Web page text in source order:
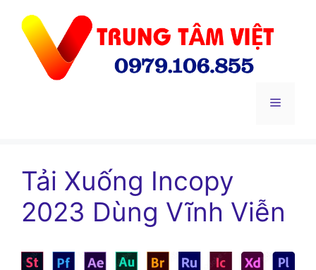
Menu
Tải Xuống Incopy
2023 Dùng Vĩnh Viễn